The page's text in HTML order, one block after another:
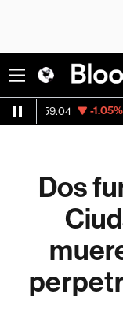
-1.05% ETH/USD
Dos